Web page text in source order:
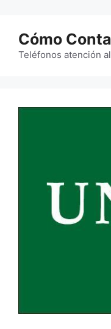
contenido
Cómo
Teléfonos atención